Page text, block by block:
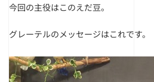
今回の主役はこのえだ豆。
グレーテルのメッセージはこれです。